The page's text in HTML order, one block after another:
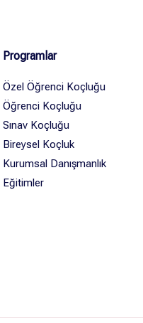
Programlar
Özel Öğrenci Koçluğu
Öğrenci Koçluğu
Sınav Koçluğu
Bireysel Koçluk
Kurumsal Danışmanlık
Eğitimler